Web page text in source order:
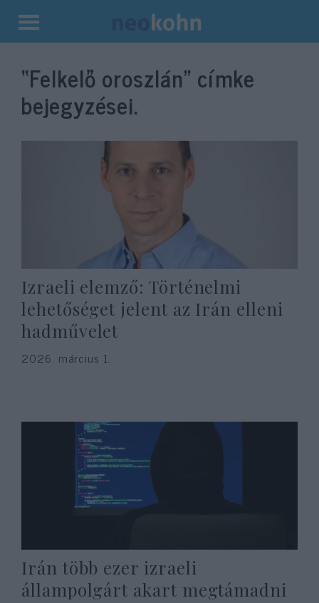
Kilépés
tartalomba
“Felkelő oroszlán” címke
bejegyzései.
Izraeli elemző: Történelmi
lehetőséget jelent az Irán elleni
hadművelet
2026. március 1.
Irán több ezer izraeli
állampolgárt akart megtámadni